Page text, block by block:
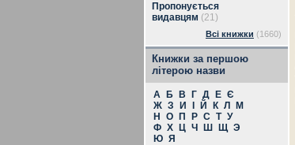
Пропонується
видавцям (21)
Всі книжки (1660)
Книжки за першою
літерою назви
А Б В Г Д Е Є
Ж З И Й К Л
М
Н
О П Р С Т У
Ф Х Ц Ч Ш Щ Э
Ю Я